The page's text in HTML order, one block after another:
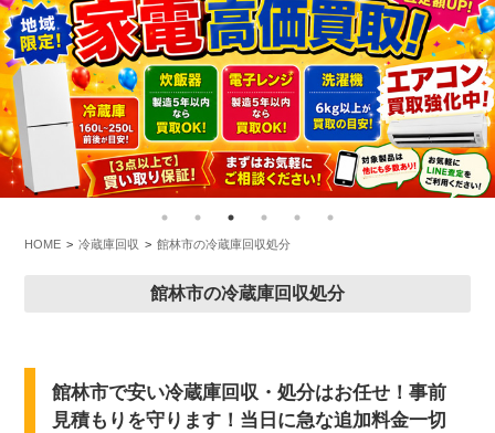
HOME 冷蔵庫回収 館林市の冷蔵庫回収処分
館林市の冷蔵庫回収処分
館林市で安い冷蔵庫回収・処分はお任せ！事前
見積もりを守ります！当日に急な追加料金一切